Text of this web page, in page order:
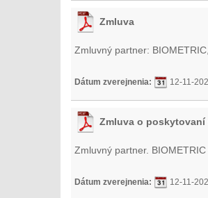
Zmluva
Zmluvný partner:
Dátum zverejnenia: 12-11-
Zmluva o poskytovaní
Zmluvný partner. BIOMETRIC
Dátum zverejnenia: 12-11-